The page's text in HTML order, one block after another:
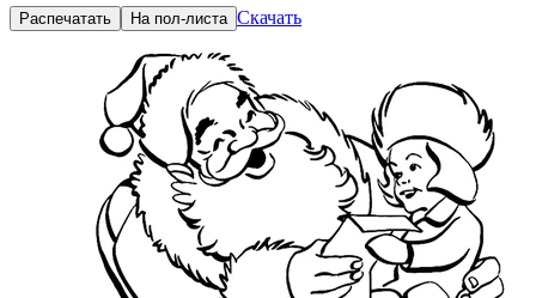
Распечатать На пол-листа Скачать